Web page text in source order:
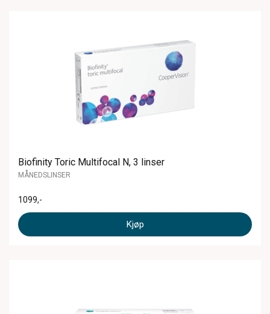
Biofinity Toric Multifocal N, 3 linser
MÅNEDSLINSER
1099,-
Kjøp